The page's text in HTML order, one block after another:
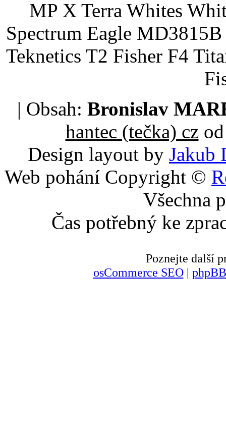
MP X Terra Whites
Spectrum Eagle
Teknetics T2 Fisher F4
| Obsah: Bronislav
hantec (tečka) czod
Design layout by Jakub
Web pohání Copyright ©
Všechna
Čas potřebný ke
Poznejte další
osCommerce SEO|